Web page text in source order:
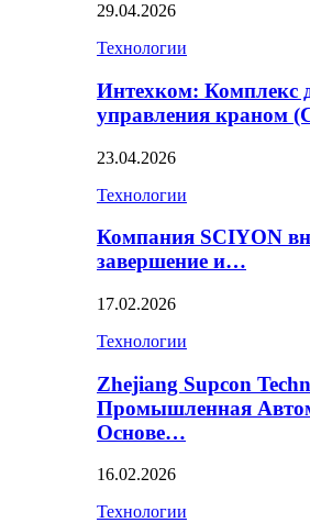
29.04.2026
Технологии
Интехком: Комплекс
управления краном
23.04.2026
Технологии
Компания SCIYON
завершение и…
17.02.2026
Технологии
Zhejiang Supcon
Промышленная
Основе…
16.02.2026
Технологии